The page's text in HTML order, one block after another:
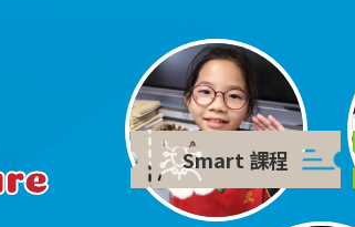
Smart 課程